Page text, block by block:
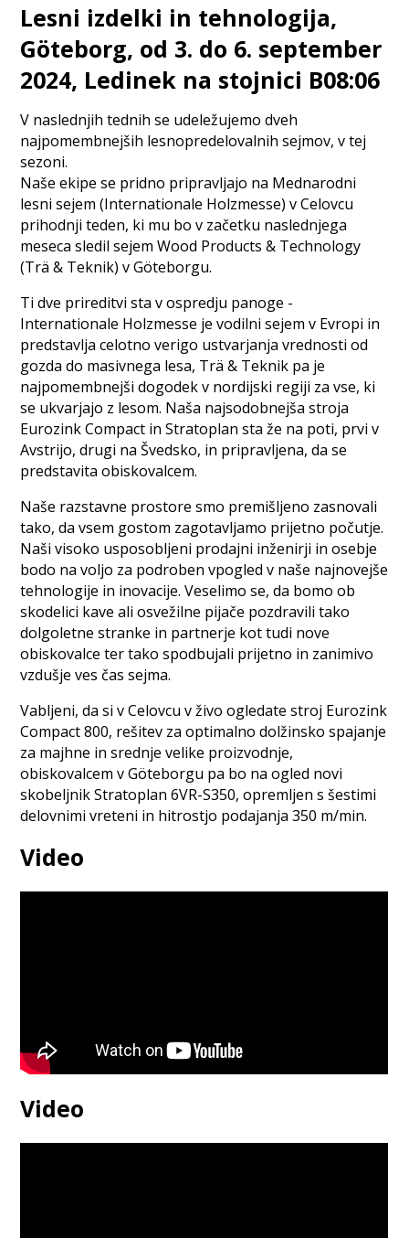
Lesni izdelki in tehnologija,
Göteborg, od 3. do 6. september
2024, Ledinek na stojnici B08:06
V naslednjih tednih se udeležujemo dveh
najpomembnejših lesnopredelovalnih sejmov, v tej
sezoni.
Naše ekipe se pridno pripravljajo na Mednarodni
lesni sejem (Internationale Holzmesse) v Celovcu
prihodnji teden, ki mu bo v začetku naslednjega
meseca sledil sejem Wood Products & Technology
(Trä & Teknik) v Göteborgu.
Ti dve prireditvi sta v ospredju panoge -
Internationale Holzmesse je vodilni sejem v Evropi in
predstavlja celotno verigo ustvarjanja vrednosti od
gozda do masivnega lesa, Trä & Teknik pa je
najpomembnejši dogodek v nordijski regiji za vse, ki
se ukvarjajo z lesom. Naša najsodobnejša stroja
Eurozink Compact in Stratoplan sta že na poti, prvi v
Avstrijo, drugi na Švedsko, in pripravljena, da se
predstavita obiskovalcem.
Naše razstavne prostore smo premišljeno zasnovali
tako, da vsem gostom zagotavljamo prijetno počutje.
Naši visoko usposobljeni prodajni inženirji in osebje
bodo na voljo za podroben vpogled v naše najnovejše
tehnologije in inovacije. Veselimo se, da bomo ob
skodelici kave ali osvežilne pijače pozdravili tako
dolgoletne stranke in partnerje kot tudi nove
obiskovalce ter tako spodbujali prijetno in zanimivo
vzdušje ves čas sejma.
Vabljeni, da si v Celovcu v živo ogledate stroj Eurozink
Compact 800, rešitev za optimalno dolžinsko spajanje
za majhne in srednje velike proizvodnje,
obiskovalcem v Göteborgu pa bo na ogled novi
skobeljnik Stratoplan 6VR-S350, opremljen s šestimi
delovnimi vreteni in hitrostjo podajanja 350 m/min.
Video
Video